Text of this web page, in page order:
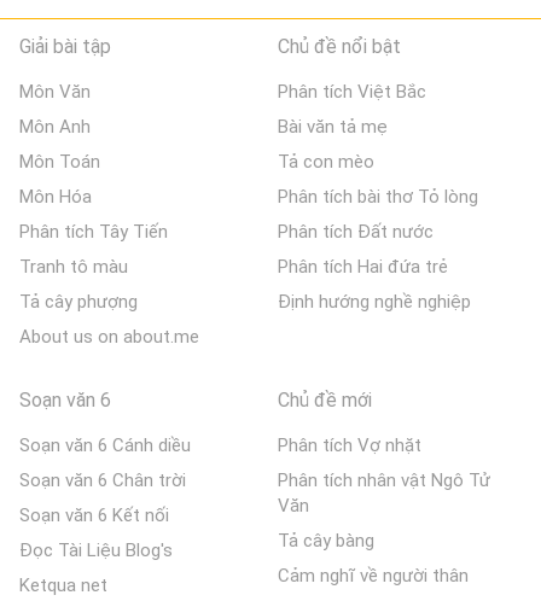
Giải bài tập
Môn Văn
Môn Anh
Môn Toán
Môn Hóa
Phân tích Tây Tiến
Tranh tô màu
Tả cây phượng
About us on about.me
Chủ đề nổi bật
Phân tích Việt Bắc
Bài văn tả mẹ
Tả con mèo
Phân tích bài thơ Tỏ lòng
Phân tích Đất nước
Phân tích Hai đứa trẻ
Định hướng nghề nghiệp
Soạn văn 6
Soạn văn 6 Cánh diều
Soạn văn 6 Chân trời
Soạn văn 6 Kết nối
Đọc Tài Liệu Blog's
Ketqua net
Chủ đề mới
Phân tích Vợ nhặt
Phân tích nhân vật Ngô Tử
Văn
Tả cây bàng
Cảm nghĩ về người thân